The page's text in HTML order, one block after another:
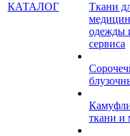
КАТАЛОГ
Ткани
одежды
сервиса
ткани и